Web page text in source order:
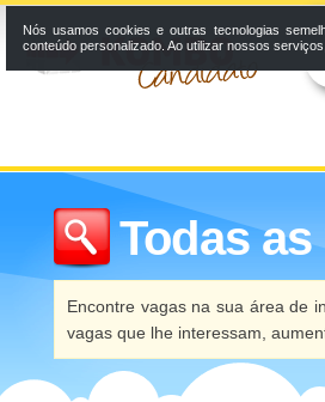
Todas
Encontre vagas na sua área de
vagas que lhe interessam,
Nós usamos cookies e outras tecnologias
conteúdo personalizado. Ao utilizar nossos